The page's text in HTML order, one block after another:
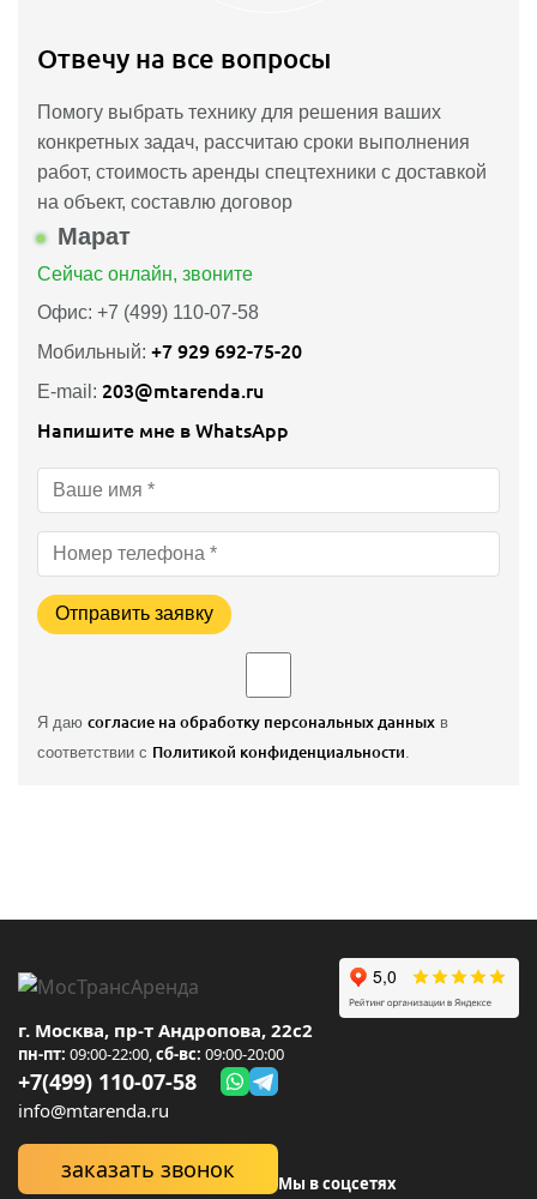
Отвечу на все вопросы
Помогу выбрать технику для решения ваших
конкретных задач, рассчитаю сроки выполнения
работ, стоимость аренды спецтехники с доставкой
на объект, составлю договор
Марат
Сейчас онлайн, звоните
Офис: +7 (499) 110-07-58
Мобильный: +7 929 692-75-20
E-mail: 203@mtarenda.ru
Напишите мне в WhatsApp
Отправить заявку
Я даю согласие на обработку персональных данных в
соответствии с Политикой конфиденциальности
г. Москва, пр-т Андропова, 22с2
пн-пт: 09:00-22:00,сб-вс: 09:00-20:00
+7(499) 110-07-58
info@mtarenda.ru
заказать звонок Мы в соцсетях